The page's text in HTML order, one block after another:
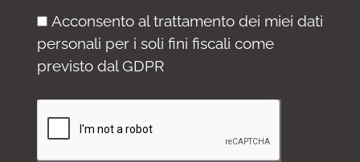
Acconsento al trattamento dei miei dati
personali per i soli fini fiscali come
previsto dal GDPR